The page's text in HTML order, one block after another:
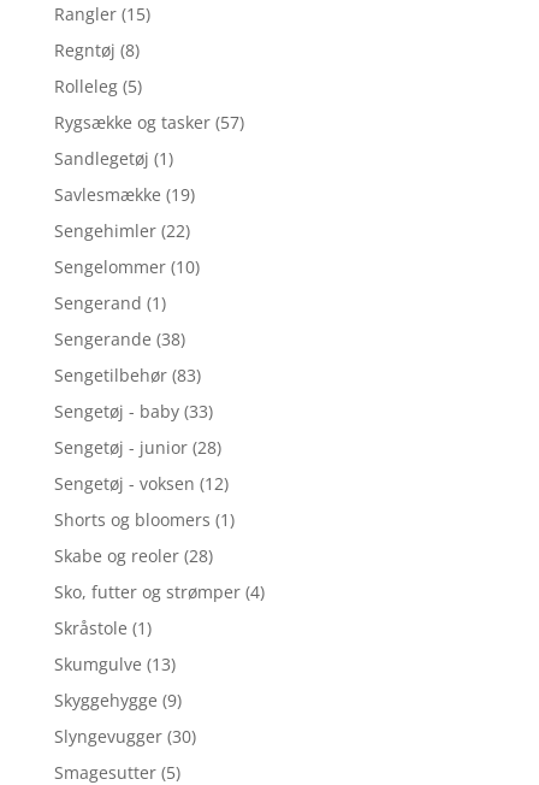
Rangler (15)
Regntøj (8)
Rolleleg (5)
Rygsække og tasker (57)
Sandlegetøj (1)
Savlesmække (19)
Sengehimler (22)
Sengelommer (10)
Sengerand (1)
Sengerande (38)
Sengetilbehør (83)
Sengetøj - baby (33)
Sengetøj - junior (28)
Sengetøj - voksen (12)
Shorts og bloomers (1)
Skabe og reoler (28)
Sko, futter og strømper (4)
Skråstole (1)
Skumgulve (13)
Skyggehygge (9)
Slyngevugger (30)
Smagesutter (5)